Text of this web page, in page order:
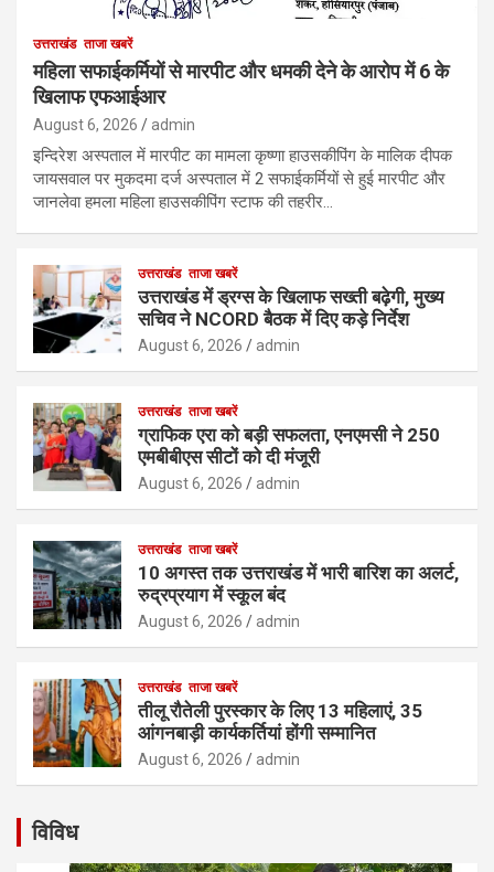
उत्तराखंड ताजा खबरें
महिला सफाईकर्मियों से मारपीट और धमकी देने के आरोप में 6 के
खिलाफ एफआईआर
August 6, 2026 admin
इन्दिरेश अस्पताल में मारपीट का मामला कृष्णा हाउसकीपिंग के मालिक दीपक
जायसवाल पर मुकदमा दर्ज अस्पताल में 2 सफाईकर्मियों से हुई मारपीट और
जानलेवा हमला महिला हाउसकीपिंग स्टाफ की तहरीर…
उत्तराखंड ताजा खबरें
उत्तराखंड में ड्रग्स के खिलाफ सख्ती बढ़ेगी, मुख्य
सचिव ने NCORD बैठक में दिए कड़े निर्देश
August 6, 2026 admin
उत्तराखंड ताजा खबरें
ग्राफिक एरा को बड़ी सफलता, एनएमसी ने 250
एमबीबीएस सीटों को दी मंजूरी
August 6, 2026 admin
उत्तराखंड ताजा खबरें
10 अगस्त तक उत्तराखंड में भारी बारिश का अलर्ट,
रुद्रप्रयाग में स्कूल बंद
August 6, 2026 admin
उत्तराखंड ताजा खबरें
तीलू रौतेली पुरस्कार के लिए 13 महिलाएं, 35
आंगनबाड़ी कार्यकर्तियां होंगी सम्मानित
August 6, 2026 admin
विविध